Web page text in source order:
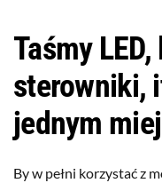
Taśmy
sterowniki,
jednym
By w pełni korzystać z